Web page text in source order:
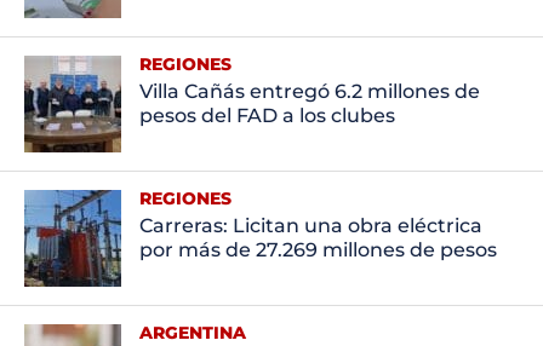
REGIONES
Villa Cañás entregó 6.2 millones de
pesos del FAD a los clubes
REGIONES
Carreras: Licitan una obra eléctrica
por más de 27.269 millones de pesos
ARGENTINA